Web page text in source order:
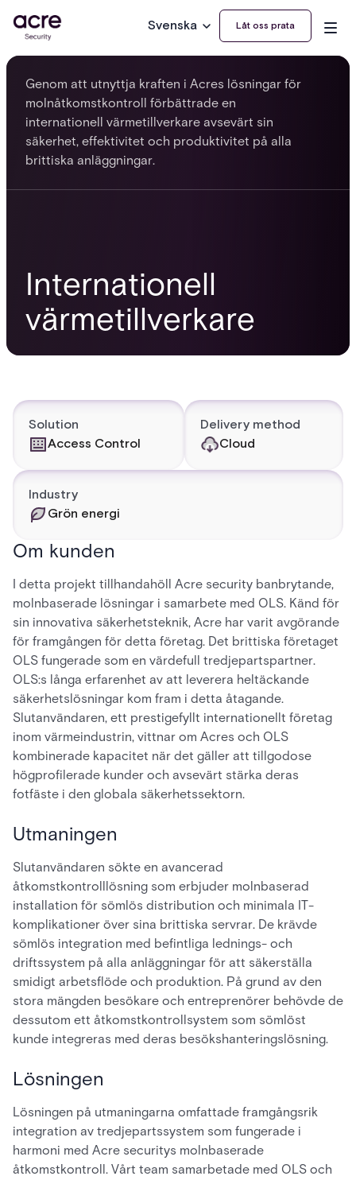
Svenska Låt oss prata
Internationell
värmetillverkare
Genom att utnyttja kraften i Acres lösningar för
molnåtkomstkontroll förbättrade en
internationell värmetillverkare avsevärt sin
säkerhet, effektivitet och produktivitet på alla
brittiska anläggningar.
Solution
Access Control
Delivery method
Cloud
Industry
Grön energi
Om kunden
I detta projekt tillhandahöll Acre security banbrytande,
molnbaserade lösningar i samarbete med OLS. Känd för
sin innovativa säkerhetsteknik, Acre har varit avgörande
för framgången för detta företag. Det brittiska företaget
OLS fungerade som en värdefull tredjepartspartner.
OLS:s långa erfarenhet av att leverera heltäckande
säkerhetslösningar kom fram i detta åtagande.
Slutanvändaren, ett prestigefyllt internationellt företag
inom värmeindustrin, vittnar om Acres och OLS
kombinerade kapacitet när det gäller att tillgodose
högprofilerade kunder och avsevärt stärka deras
fotfäste i den globala säkerhetssektorn.
Utmaningen
Slutanvändaren sökte en avancerad
åtkomstkontrolllösning som erbjuder molnbaserad
installation för sömlös distribution och minimala IT-
komplikationer över sina brittiska servrar. De krävde
sömlös integration med befintliga lednings- och
driftssystem på alla anläggningar för att säkerställa
smidigt arbetsflöde och produktion. På grund av den
stora mängden besökare och entreprenörer behövde de
dessutom ett åtkomstkontrollsystem som sömlöst
kunde integreras med deras besökshanteringslösning.
Lösningen
Lösningen på utmaningarna omfattade framgångsrik
integration av tredjepartssystem som fungerade i
harmoni med Acre securitys molnbaserade
åtkomstkontroll. Vårt team samarbetade med OLS och